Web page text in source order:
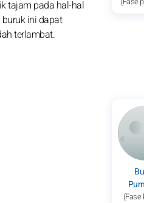
tajam pada hal-hal
ini dapat
terlambat.
(Fase